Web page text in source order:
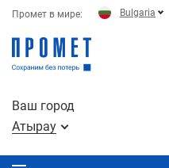
Промет в мире: Bulgaria
Ваш город
Атырау